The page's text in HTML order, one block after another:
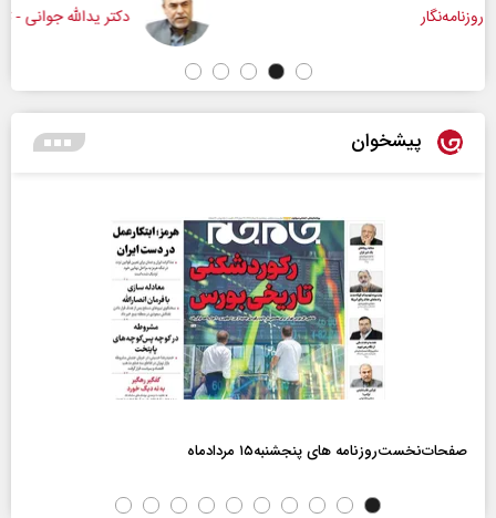
دکتر یدالله جوانی - تحلیلگر مسائل سیاسی
پیشخوان
صفحات‌نخست‌روزنامه ها‌ی پنجشنبه‌۱۵ مردادماه